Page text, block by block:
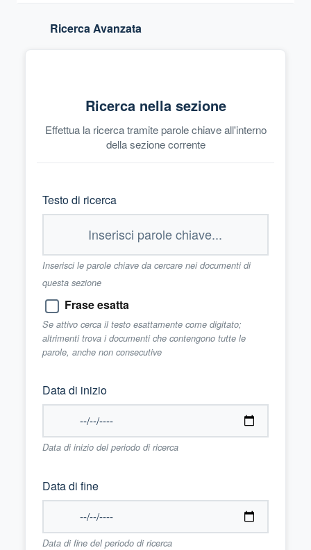
Ricerca Avanzata
Ricerca nella sezione
Effettua la ricerca tramite parole chiave all'interno
della sezione corrente
Testo di ricerca
Inserisci le parole chiave da cercare nei documenti di
questa sezione
Frase esatta
Se attivo cerca il testo esattamente come digitato;
altrimenti trova i documenti che contengono tutte le
parole, anche non consecutive
Data di inizio
Data di inizio del periodo di ricerca
Data di fine
Data di fine del periodo di ricerca